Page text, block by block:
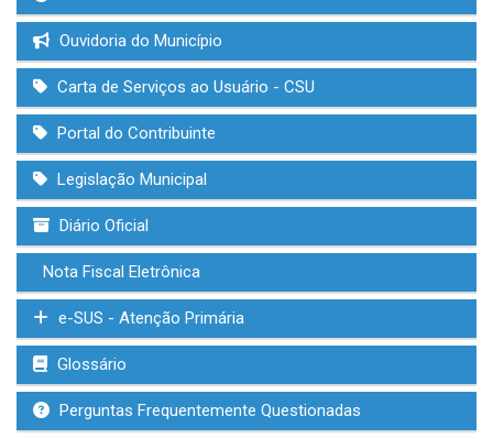
Ouvidoria do Município
Carta de Serviços ao Usuário - CSU
Portal do Contribuinte
Legislação Municipal
Diário Oficial
Nota Fiscal Eletrônica
e-SUS - Atenção Primária
Glossário
Perguntas Frequentemente Questionadas